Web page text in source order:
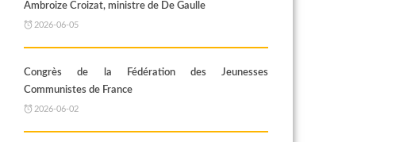
Ambroize Croizat, ministre de De Gaulle
2026-06-05
Congrès de la Fédération des Jeunesses
Communistes de France
2026-06-02